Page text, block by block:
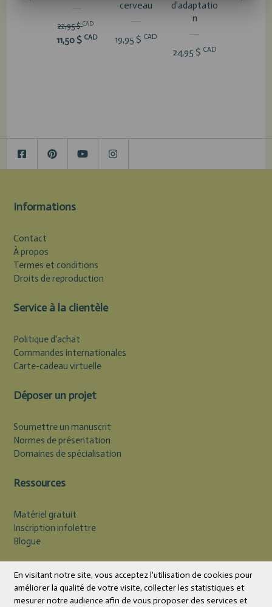
22,95 $CAD
11,50 $ CAD
cerveau
19,95 $ CAD
d'adaptatio
n
24,95 $ CAD
Informations
Contact
À propos
Termes et conditions
Droits de reproduction
Service à la clientèle
Politique d'achat
Commandes internationales
Carte-cadeau virtuelle
Déposer un projet
Soumettre un manuscrit
Normes de présentation
Domaines de spécialisation
Ressources
Matériel gratuit
Inscription infolettre
Blogue
En visitant notre site, vous acceptez l'utilisation de cookies pour
améliorer la qualité de votre visite, collecter les statistiques et
mesurer notre audience afin de vous proposer des services et